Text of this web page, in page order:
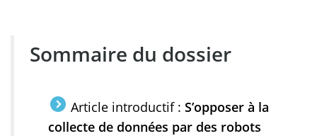
Sommaire du dossier
Article introductif :S’opposer à la
collecte de données par des robots